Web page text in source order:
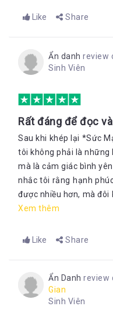
Like Share
Ẩn danh review
Sinh Viên
Rất đáng để đọc
Sau khi khép lại *Sức
tôi không phải là những
mà là cảm giác bình
nhắc tôi rằng hạnh
được nhiều hơn, mà đôi
Xem thêm
Like Share
Ẩn Danh review
Gian
Sinh Viên